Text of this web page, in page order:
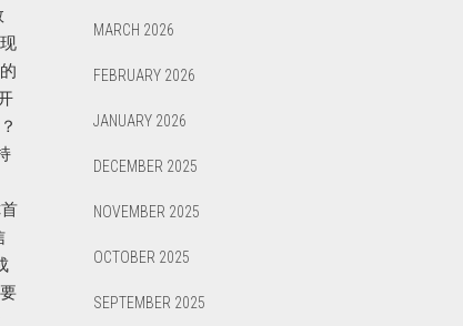
MARCH 2026
FEBRUARY 2026
JANUARY 2026
DECEMBER 2025
NOVEMBER 2025
OCTOBER 2025
SEPTEMBER 2025